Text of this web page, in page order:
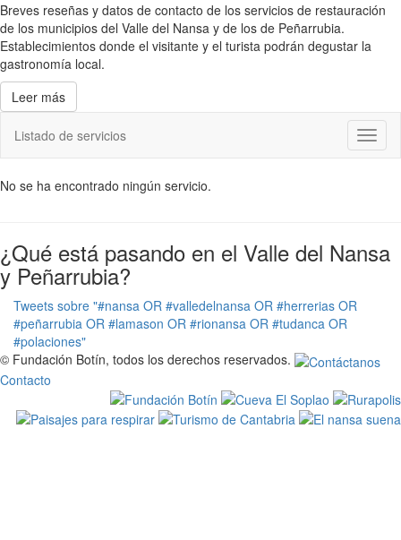
Breves reseñas y datos de contacto de los servicios de restauración
de los municipios del Valle del Nansa y de los de Peñarrubia.
Establecimientos donde el visitante y el turista podrán degustar la
gastronomía local.
Leer más
Listado de servicios
No se ha encontrado ningún servicio.
¿Qué está pasando en el Valle del Nansa
y Peñarrubia?
Tweets sobre "#nansa OR #valledelnansa OR #herrerias OR
#peñarrubia OR #lamason OR #rionansa OR #tudanca OR
#polaciones"
© Fundación Botín, todos los derechos reservados.
Contacto